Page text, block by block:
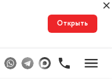
Открыть